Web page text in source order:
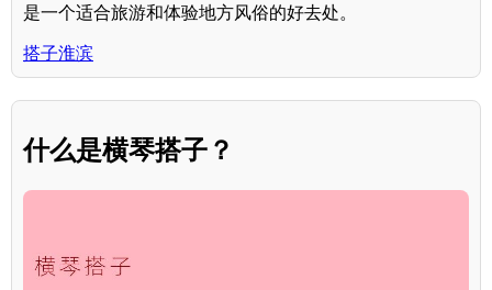
是一个适合旅游和体验地方风俗的好去处。
搭子淮滨
什么是横琴搭子？